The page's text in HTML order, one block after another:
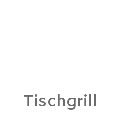
Tischgrill